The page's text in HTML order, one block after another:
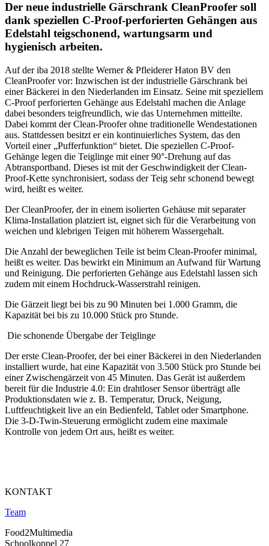
Der neue industrielle Gärschrank CleanProofer soll
dank speziellen C-Proof-perforierten Gehängen aus
Edelstahl teigschonend, wartungsarm und
hygienisch arbeiten.
Auf der iba 2018 stellte Werner & Pfleiderer Haton BV den
CleanProofer vor: Inzwischen ist der industrielle Gärschrank bei
einer Bäckerei in den Niederlanden im Einsatz. Seine mit speziellem
C-Proof perforierten Gehänge aus Edelstahl machen die Anlage
dabei besonders teigfreundlich, wie das Unternehmen mitteilte.
Dabei kommt der Clean-Proofer ohne traditionelle Wendestationen
aus. Stattdessen besitzt er ein kontinuierliches System, das den
Vorteil einer „Pufferfunktion“ bietet. Die speziellen C-Proof-
Gehänge legen die Teiglinge mit einer 90°-Drehung auf das
Abtransportband. Dieses ist mit der Geschwindigkeit der Clean-
Proof-Kette synchronisiert, sodass der Teig sehr schonend bewegt
wird, heißt es weiter.
Der CleanProofer, der in einem isolierten Gehäuse mit separater
Klima-Installation platziert ist, eignet sich für die Verarbeitung von
weichen und klebrigen Teigen mit höherem Wassergehalt.
Die Anzahl der beweglichen Teile ist beim Clean-Proofer minimal,
heißt es weiter. Das bewirkt ein Minimum an Aufwand für Wartung
und Reinigung. Die perforierten Gehänge aus Edelstahl lassen sich
zudem mit einem Hochdruck-Wasserstrahl reinigen.
Die Gärzeit liegt bei bis zu 90 Minuten bei 1.000 Gramm, die
Kapazität bei bis zu 10.000 Stück pro Stunde.
Die schonende Übergabe der Teiglinge
Der erste Clean-Proofer, der bei einer Bäckerei in den Niederlanden
installiert wurde, hat eine Kapazität von 3.500 Stück pro Stunde bei
einer Zwischengärzeit von 45 Minuten. Das Gerät ist außerdem
bereit für die Industrie 4.0: Ein drahtloser Sensor überträgt alle
Produktionsdaten wie z. B. Temperatur, Druck, Neigung,
Luftfeuchtigkeit live an ein Bedienfeld, Tablet oder Smartphone.
Die 3-D-Twin-Steuerung ermöglicht zudem eine maximale
Kontrolle von jedem Ort aus, heißt es weiter.
KONTAKT
Team
Food2Multimedia
Schoolkoppel 27